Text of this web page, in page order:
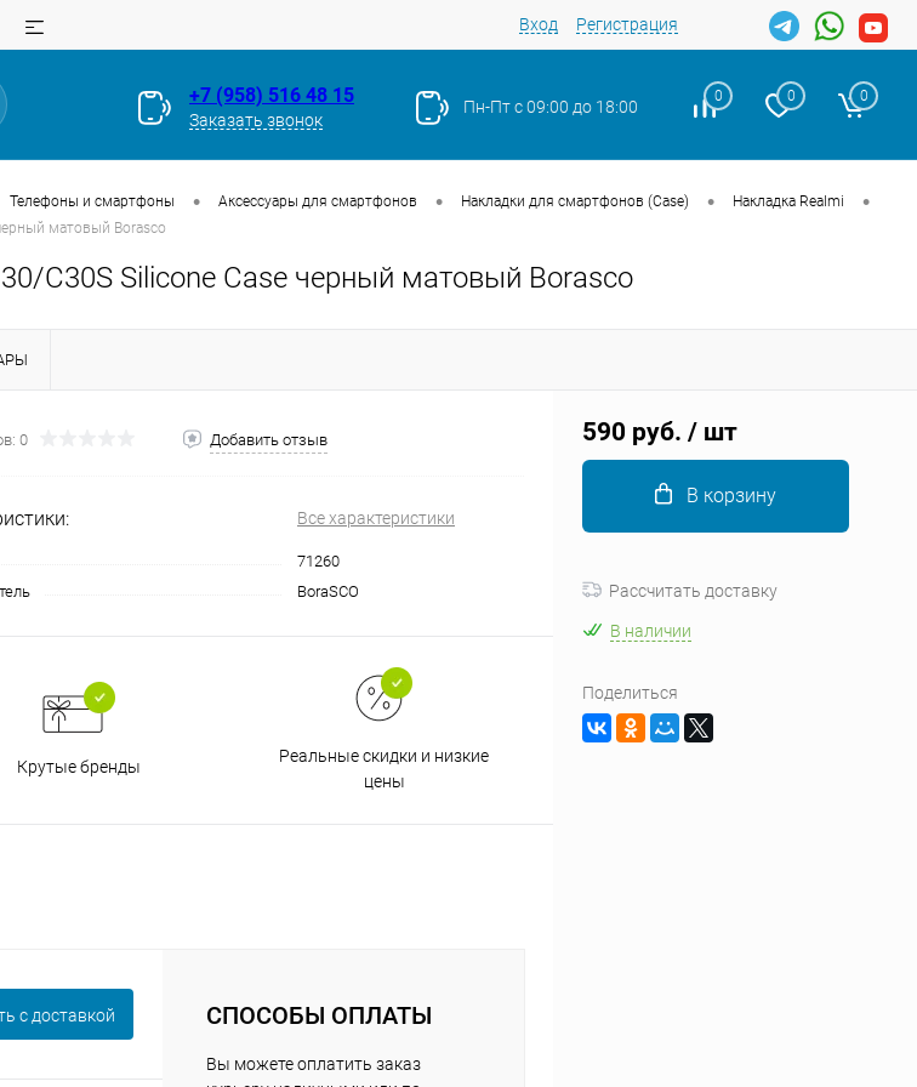
Вход Регистрация
+7 (958) 516 48 15
Заказать звонок
Пн-Пт с 09:00 до 18:00
0 0 0
Телефоны и смартфоны • Аксессуары для смартфонов • Накладки для смартфонов (Case) • Накладка Realmi •
матовый Borasco
C30S Silicone Case черный матовый Borasco
0 Добавить отзыв
Все характеристики
71260
BoraSCO
Крутые бренды
Реальные скидки и низкие
цены
c доставкой СПОСОБЫ ОПЛАТЫ
Вы можете оплатить заказ
590 руб. / шт
В корзину
Рассчитать доставку
В наличии
Поделиться
переплат
банка